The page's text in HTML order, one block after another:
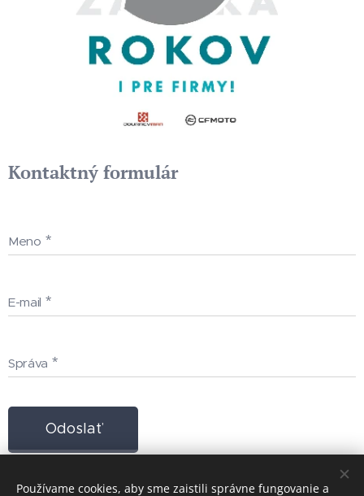
Kontaktný formulár
Meno
E-mail
Správa
Odoslať
Používame cookies, aby sme zaistili správne fungovanie a